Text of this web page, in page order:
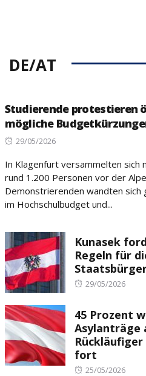
DE/AT
Studierende protestieren
mögliche
Posted
29/05/2026
In Klagenfurt versammelten sich
rund 1.200 Personen vor der
Demonstrierenden wandten sich
im Hochschulbudget und...
Kunasek
Regeln für
Posted
29/05/2026
45 Prozent
Asylanträge
fort
Posted
25/05/2026